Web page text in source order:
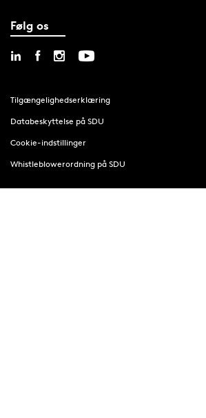
Følg os
Tilgængelighedserklæring
Databeskyttelse på SDU
Cookie-indstillinger
Whistleblowerordning på SDU